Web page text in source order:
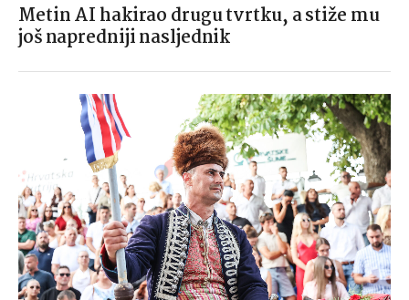
Metin AI hakirao drugu tvrtku, a stiže mu
još napredniji nasljednik